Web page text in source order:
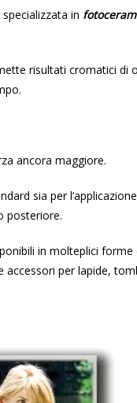
in
risultati cromatici di
ancora maggiore.
sia per
posteriore.
in molteplici
per lapide,